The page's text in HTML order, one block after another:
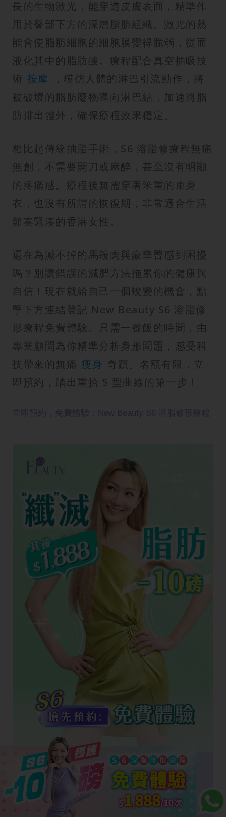
長的生物激光，能穿透皮膚表面，精準作
用於臀部下方的深層脂肪組織。激光的熱
能會使脂肪細胞的細胞膜變得脆弱，從而
液化其中的脂肪酸。療程配合真空抽吸技
術 按摩
，模仿人體的淋巴引流動作，將
被破壞的脂肪廢物導向淋巴結，加速將脂
肪排出體外，確保療程效果穩定。
相比起傳統抽脂手術，S6 溶脂修療程無痛
無創，不需要開刀或麻醉，甚至沒有明顯
的疼痛感。療程後無需穿著笨重的束身
衣，也沒有所謂的恢復期，非常適合生活
節奏緊湊的香港女性。
還在為減不掉的馬鞍肉與豪華臀感到困擾
嗎？別讓錯誤的減肥方法拖累你的健康與
自信！現在就給自己一個蛻變的機會，點
擊下方連結登記 New Beauty S6 溶脂修
形療程免費體驗。只需一餐飯的時間，由
專業顧問為你精準分析身形問題，感受科
技帶來的無痛 瘦身 奇蹟。名額有限，立
即預約，踏出重拾 S 型曲線的第一步！
立即體驗
S6溶脂修形療程